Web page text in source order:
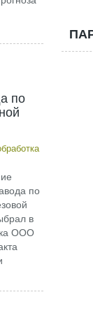
по
по
в
ООО